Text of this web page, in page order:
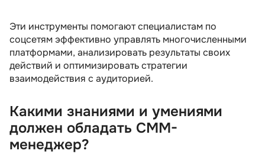
Эти инструменты помогают специалистам по
соцсетям эффективно управлять многочисленными
платформами, анализировать результаты своих
действий и оптимизировать стратегии
взаимодействия с аудиторией.
Какими знаниями и умениями
должен обладать СММ-
менеджер?